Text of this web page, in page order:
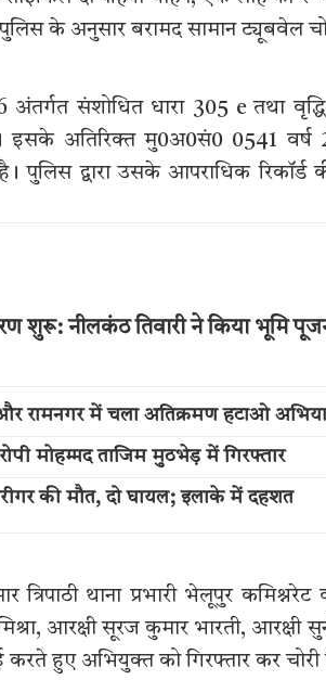
के अनुसार बरामद सामान ट्यूबवेल
संशोधित धारा 305 e तथा
इसके अतिरिक्त मु0अ0सं0 0541 वर्ष
पुलिस द्वारा उसके आपराधिक
शुरू: नीलकंठ तिवारी ने किया भूमि
रामनगर में चला अतिक्रमण हटाओ
मोहम्मद ताजिम मुठभेड़ में गिरफ्तार
की मौत, दो घायल; इलाके में दहशत
त्रिपाठी थाना प्रभारी भेलूपुर
मिश्रा, आरक्षी सूरज कुमार भारती,
करते हुए अभियुक्त को गिरफ्तार कर चोरी